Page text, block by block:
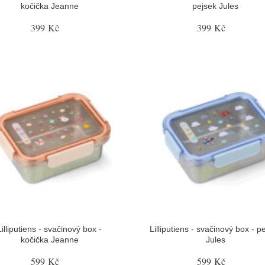
kočička Jeanne
399 Kč
pejsek Jules
399 Kč
- svačinový box -
kočička Jeanne
599 Kč
Lilliputiens - svačinový box -
Jules
599 Kč